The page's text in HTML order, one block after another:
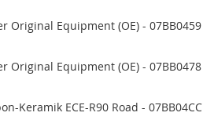
Original Equipment (OE) - 07BB0459
Original Equipment (OE) - 07BB0478
Keramik ECE-R90 Road - 07BB04CC